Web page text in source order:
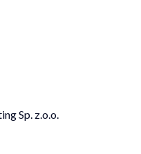
Sp. z.o.o.